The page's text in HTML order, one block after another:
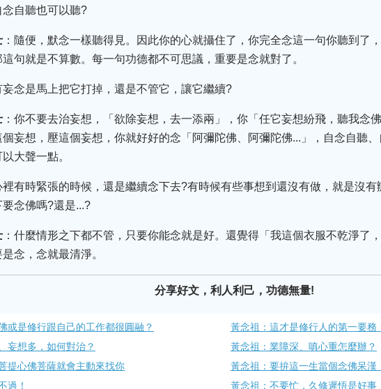
念自聽也可以聽?
：隨便，默念一樣聽得見。因此你的心就攝住了，你完全念這一句你聽到了
句就是不算數。每一句功德都不可思議，重要是念就對了。
妄念是馬上把它打掉，還是不管它，讓它繼續?
：你不要去治妄想，「欲除妄想，去一添兩」，你「任它妄想紛飛，聽我念
妄想，壓這個妄想，你就好好的念「阿彌陀佛、阿彌陀佛...」，自念自聽
大聲一點。
裡有時緊張的時候，還是繼續念下去?有時候有些事想到還沒有做，就是沒有
念佛嗎?還是...?
：什麼情形之下都不管，只要你能念就是好。還覺得「我這個衣服不乾淨了
念，念就最清淨。
分享好文，利人利己，功德無量!
或是修行跟自己的工作都很圓融？
黃念祖：這才是修行人的第一要務
妄想多，如何對治？
黃念祖：業障深、嗔心重怎麼辦？
提心佛菩薩就會主動來找你
黃念祖：要拚這一生當個念佛呆漢
過！
黃念祖：不要忙，久修遲悟是好事